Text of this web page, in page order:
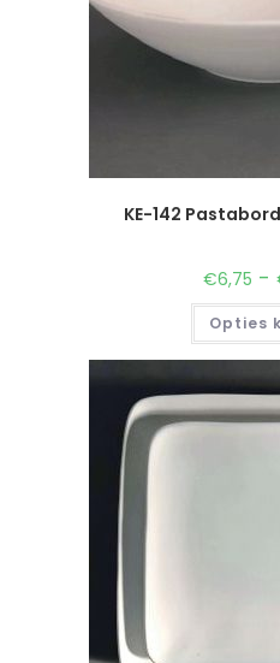
KE-142
€6,75 -
Opties